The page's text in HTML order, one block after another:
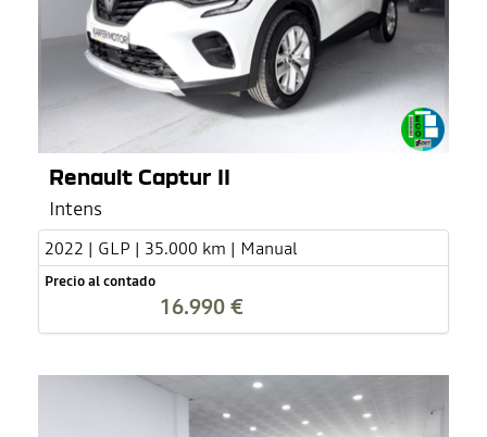
Renault Captur II
Intens
2022 | GLP | 35.000 km | Manual
Precio al contado
16.990 €